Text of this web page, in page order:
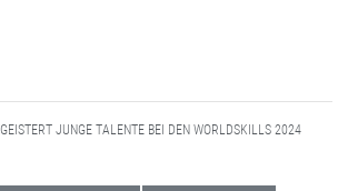
JUNGE TALENTE BEI DEN WORLDSKILLS 2024